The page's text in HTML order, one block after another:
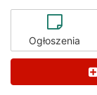
Ogłoszenia